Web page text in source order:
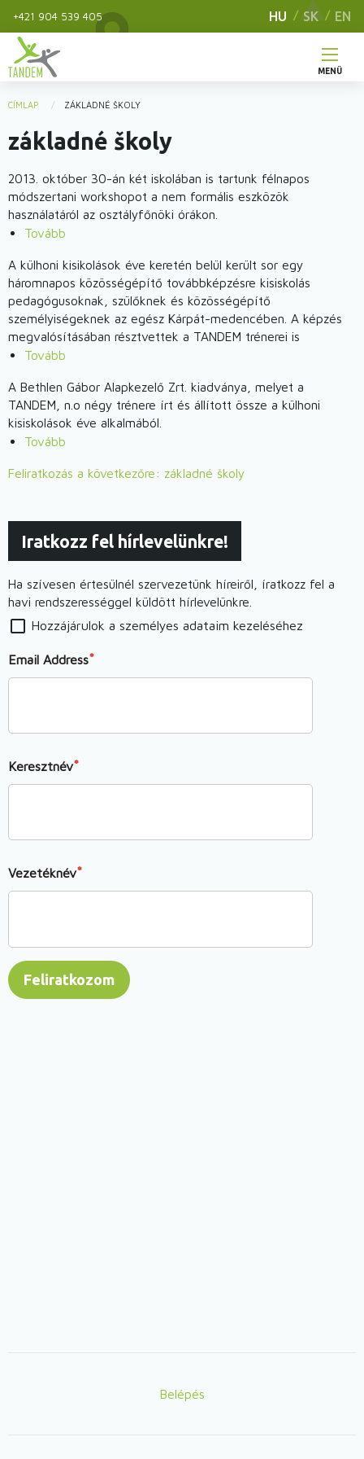
tartalomra
+421 904 539 405 HU SK EN
Main
navigation
MENÜ
are
CÍMLAP ZÁKLADNÉ ŠKOLY
základné školy
2013. október 30-án két iskolában is tartunk félnapos
módszertani workshopot a nem formális eszközök
használatáról az osztályfőnöki órákon.
Tovább
workshopok
Vágsellyén
és
Ógyallán)
A külhoni kisikolások éve keretén belül került sor egy
háromnapos közösségépítő továbbképzésre kisiskolás
pedagógusoknak, szülőknek és közösségépítő
személyiségeknek az egész Kárpát-medencében. A képzés
megvalósításában résztvettek a TANDEM trénerei is
Tovább
kisiskolás
pedagógusoknak)
A Bethlen Gábor Alapkezelő Zrt. kiadványa, melyet a
TANDEM, n.o négy trénere írt és állított össze a külhoni
kisiskolások éve alkalmából.
Tovább
iskola.
közösségi
iskolák
működtetéséhez)
Feliratkozás a következőre: základné školy
Iratkozz fel hírlevelünkre!
Ha szívesen értesülnél szervezetünk híreiről, íratkozz fel a
havi rendszerességgel küldött hírlevelünkre.
Hozzájárulok a személyes adataim kezeléséhez
Email Address
Keresztnév
Vezetéknév
Belépés